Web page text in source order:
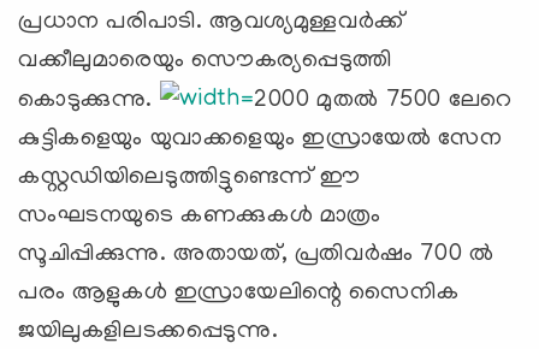
പ്രധാന പരിപാടി. ആവശ്യമുള്ളവര്‍ക്ക്
വക്കീലുമാരെയും സൌകര്യപ്പെടുത്തി
കൊടുക്കുന്നു.
2000 മുതല്‍ 7500 ലേറെ
കുട്ടികളെയും യുവാക്കളെയും ഇസ്രായേല്‍ സേന
കസ്റ്റഡിയിലെടുത്തിട്ടുണ്ടെന്ന് ഈ
സംഘടനയുടെ കണക്കുകള്‍ മാത്രം
സൂചിപ്പിക്കുന്നു. അതായത്, പ്രതിവര്‍ഷം 700 ല്‍
പരം ആളുകള്‍ ഇസ്രായേലിന്റെ സൈനിക
ജയിലുകളിലടക്കപ്പെടുന്നു.